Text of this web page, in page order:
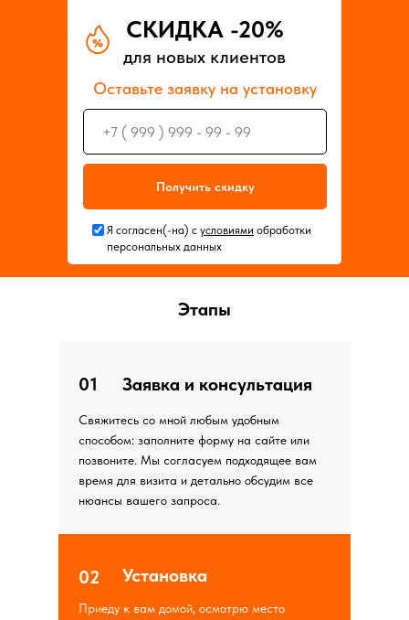
Получить скидку
Я согласен(-на) с условиями обработки
персональных данных
Оставьте заявку на установку
для новых клиентов
СКИДКА -20%
Этапы
Установка
Приеду к вам домой, осмотрю место
02
01 Заявка и консультация
Свяжитесь со мной любым удобным
способом: заполните форму на сайте или
позвоните. Мы согласуем подходящее вам
время для визита и детально обсудим все
нюансы вашего запроса.